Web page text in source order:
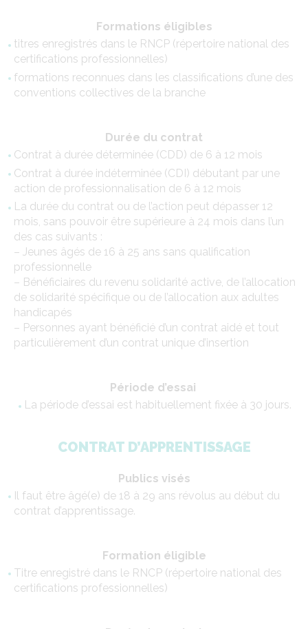
Formations éligibles
titres enregistrés dans le RNCP (répertoire national des
certifications professionnelles)
formations reconnues dans les classifications d’une des
conventions collectives de la branche
Durée du contrat
Contrat à durée déterminée (CDD) de 6 à 12 mois
Contrat à durée indéterminée (CDI) débutant par une
action de professionnalisation de 6 à 12 mois
La durée du contrat ou de l’action peut dépasser 12
mois, sans pouvoir être supérieure à 24 mois dans l’un
des cas suivants :
– Jeunes âgés de 16 à 25 ans sans qualification
professionnelle
– Bénéficiaires du revenu solidarité active, de l’allocation
de solidarité spécifique ou de l’allocation aux adultes
handicapés
– Personnes ayant bénéficié d’un contrat aidé et tout
particulièrement d’un contrat unique d’insertion
Période d’essai
La période d’essai est habituellement fixée à 30 jours.
CONTRAT D’APPRENTISSAGE
Publics visés
Il faut être âgé(e) de 18 à 29 ans révolus au début du
contrat d’apprentissage.
Formation éligible
Titre enregistré dans le RNCP (répertoire national des
certifications professionnelles)